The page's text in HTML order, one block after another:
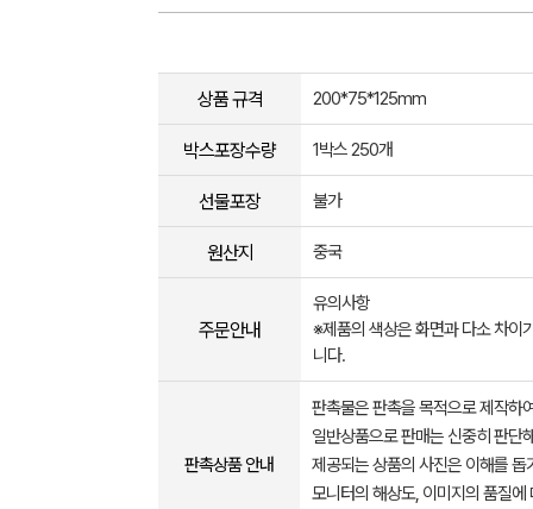
상품 규격 200*75*125mm
박스포장수량 1박스 250개
선물포장 불가
원산지 중국
주문안내
유의사항
※제품의 색상은 화면과 다소 차이
니다.
판촉상품 안내
판촉물은 판촉을 목적으로 제작하
일반상품으로 판매는 신중히 판단
제공되는 상품의 사진은 이해를
모니터의 해상도, 이미지의 품질